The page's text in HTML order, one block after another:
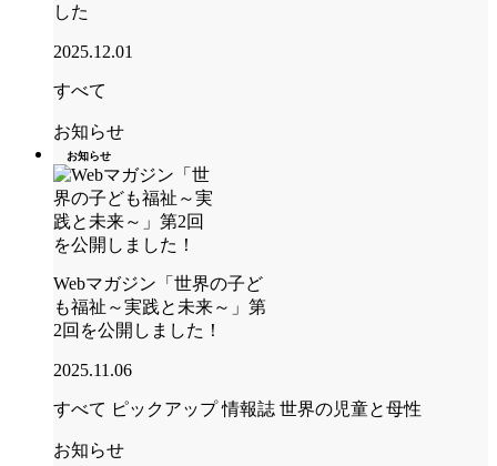
した
2025.12.01
すべて
お知らせ
お知らせ
Webマガジン「世界の子ど
も福祉～実践と未来～」第
2回を公開しました！
2025.11.06
すべて ピックアップ 情報誌 世界の児童と母性
お知らせ